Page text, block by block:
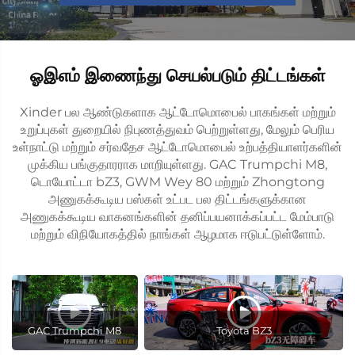
ஓஇஎம் இணைந்து செயல்படும் திட்டங்கள்
Xinder பல ஆண்டுகளாக ஆட்டோமொபைல் பாகங்கள் மற்றும்
உறுப்புகள் துறையில் நிபுணத்துவம் பெற்றுள்ளது, மேலும் பெரிய
உள்நாட்டு மற்றும் சர்வதேச ஆட்டோமொபைல் உற்பத்தியாளர்களின்
முக்கிய பங்குதாரராக மாறியுள்ளது. GAC Trumpchi M8,
டொயோட்டா bZ3, GWM Wey 80 மற்றும் Zhongtong
அணுகக்கூடிய பஸ்கள் உட்பட பல திட்டங்களுக்கான
அணுகக்கூடிய வாகனங்களின் தனிப்பயனாக்கப்பட்ட மேம்பாடு
மற்றும் விநியோகத்தில் நாங்கள் ஆழமாக ஈடுபட்டுள்ளோம்.
GAC Trumpchi M8 Toyota BZ3